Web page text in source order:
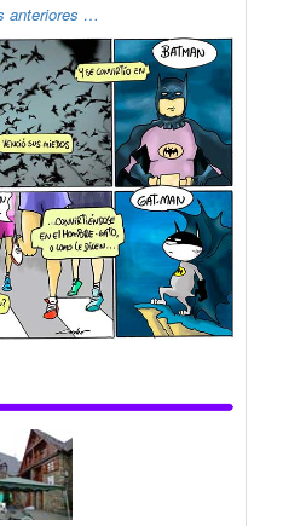
anteriores …